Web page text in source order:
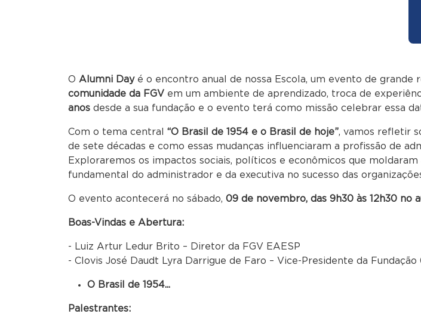
O Alumni Dayé o encontro anual de nossa Escola, um evento de grande
comunidade da FGV em um ambiente de aprendizado, troca de
anos desde a sua fundação e o evento terá como missão celebrar essa
Com o tema central “O Brasil de 1954 e o Brasil de hoje”, vamos refletir
de sete décadas e como essas mudanças influenciaram a profissão de
Exploraremos os impactos sociais, políticos e econômicos que
fundamental do administrador e da executiva no sucesso das
O evento acontecerá no sábado, 09 de novembro, das 9h30 às 12h30 no
Boas-Vindas e Abertura:
- Luiz Artur Ledur Brito – Diretor da FGV EAESP
- Clovis José Daudt Lyra Darrigue de Faro – Vice-Presidente da Fundação
O Brasil de 1954...
Palestrantes: